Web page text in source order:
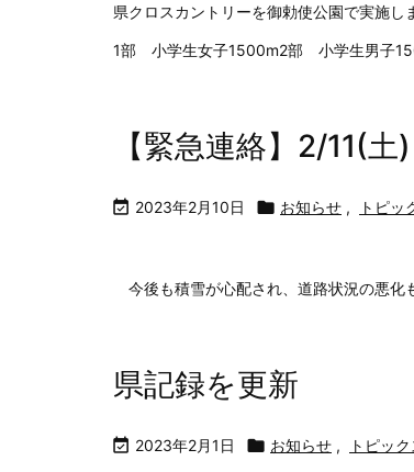
県クロスカントリーを御勅使公園で実施し
1部 小学生女子1500m2部 小学生男子
【緊急連絡】2/11(
 2023年2月10日  お知らせ , トピッ
今後も積雪が心配され、道路状況の悪化
県記録を更新
 2023年2月1日  お知らせ , トピック